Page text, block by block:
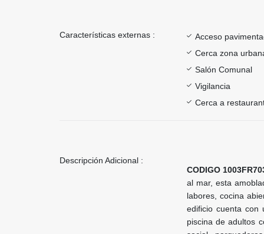
Características externas :
Acceso
Cerca zona
Salón Comunal
Vigilancia
Cerca a
Descripción Adicional :
CODIGO
al mar, esta
labores, cocina
edificio cuenta con
piscina de adultos